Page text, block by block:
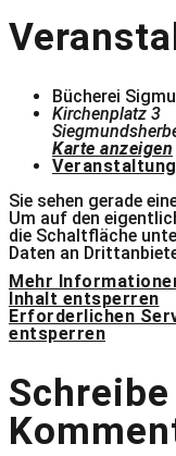
Bücherei
Kirchenplatz 3
Karte anzeigen
Sie sehen gerade
Um auf den
die Schaltfläche
Daten an
Mehr
Inhalt entsperren
Erforderlichen
entsperren